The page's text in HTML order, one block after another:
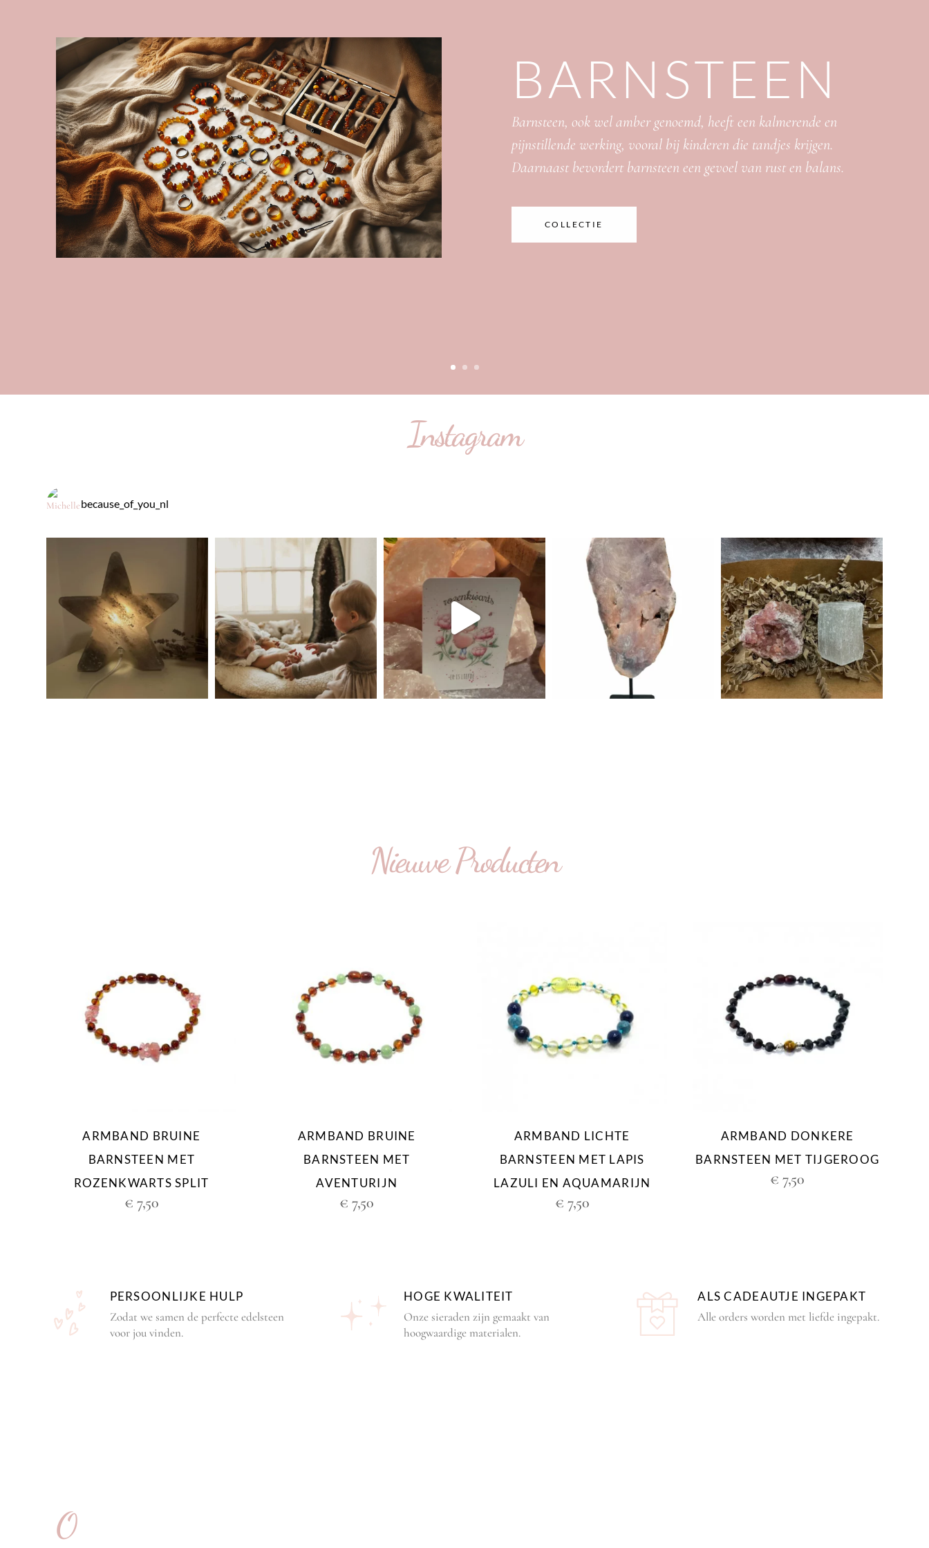
BARNSTEEN
Barnsteen, ook wel amber genoemd, heeft een kalmerende en
pijnstillende werking, vooral bij kinderen die tandjes krijgen.
Daarnaast bevordert barnsteen een gevoel van rust en balans.
COLLECTIE
Instagram
because_of_you_nl
Nieuwe Producten
ARMBAND BRUINE
BARNSTEEN MET
ROZENKWARTS SPLIT
€ 7,50
ARMBAND BRUINE
BARNSTEEN MET
AVENTURIJN
€ 7,50
ARMBAND LICHTE
BARNSTEEN MET LAPIS
LAZULI EN AQUAMARIJN
€ 7,50
ARMBAND DONKERE
BARNSTEEN MET TIJGEROOG
€ 7,50
PERSOONLIJKE HULP
Zodat we samen de perfecte edelsteen
voor jou vinden.
HOGE KWALITEIT
Onze sieraden zijn gemaakt van
hoogwaardige materialen.
ALS CADEAUTJE INGEPAKT
Alle orders worden met liefde ingepakt.
O